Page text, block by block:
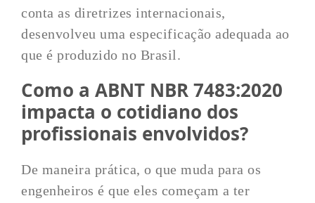
conta as diretrizes internacionais,
desenvolveu uma especificação adequada ao
que é produzido no Brasil.
Como a ABNT NBR 7483:2020
impacta o cotidiano dos
profissionais envolvidos?
De maneira prática, o que muda para os
engenheiros é que eles começam a ter